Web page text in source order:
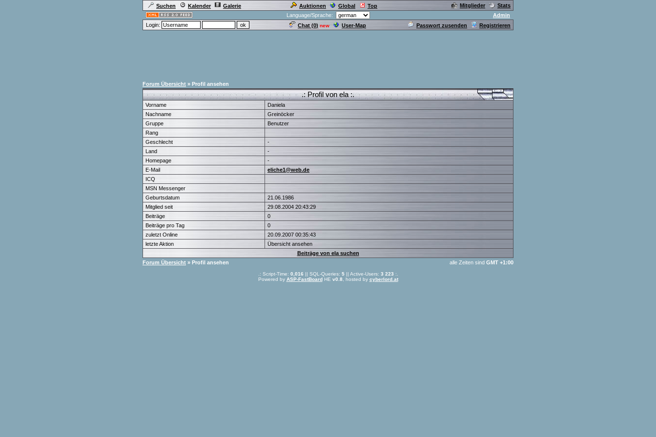
Suchen Kalender Galerie Auktionen Global Top Mitglieder
Stats
Language/Sprache:
Admin
Login:
Chat (0) new User-Map Passwort zusenden Registrieren
Forum Übersicht » Profil ansehen
.: Profil von ela :.
Vorname
Daniela
Nachname
Greinöcker
Gruppe
Benutzer
Rang
Geschlecht
-
Land
-
Homepage
-
E-Mail
eliche1@web.de
ICQ
MSN Messenger
Geburtsdatum
21.06.1986
Mitglied seit
29.08.2004 20:43:29
Beiträge
0
Beiträge pro Tag
0
zuletzt Online
20.09.2007 00:35:43
letzte Aktion
Übersicht ansehen
Beiträge von ela suchen
Forum Übersicht » Profil ansehen alle Zeiten sind GMT +1:00
.: Script-Time: 0,016 || SQL-Queries: 5|| Active-Users: 3 223 :.
Powered by ASP-FastBoardHE v0.8 , hosted by cyberlord.at